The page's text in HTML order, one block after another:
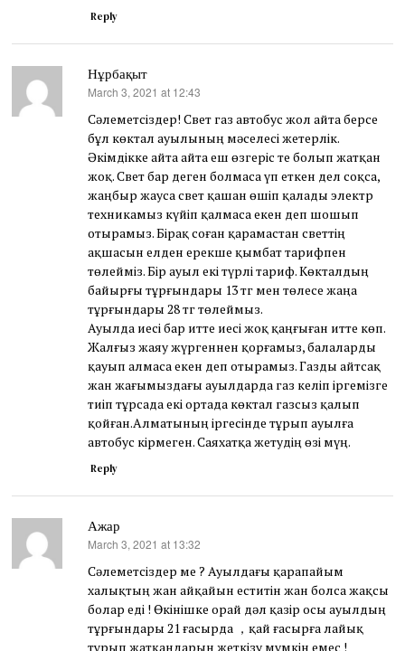
Reply
Нұрбақыт
says:
March 3, 2021 at 12:43
Сәлеметсіздер! Свет газ автобус жол айта берсе
бұл көктал ауылының мәселесі жетерлік.
Әкімдікке айта айта еш өзгеріс те болып жатқан
жоқ. Свет бар деген болмаса үп еткен дел соқса,
жаңбыр жауса свет қашан өшіп қалады электр
техникамыз күйіп қалмаса екен деп шошып
отырамыз. Бірақ соған қарамастан светтің
ақшасын елден ерекше қымбат тарифпен
төлейміз. Бір ауыл екі түрлі тариф. Көкталдың
байырғы тұрғындары 13 тг мен төлесе жаңа
тұрғындары 28 тг төлеймыз.
Ауылда иесі бар итте иесі жоқ қаңғыған итте көп.
Жалғыз жаяу жүргеннен қорғамыз, балаларды
қауып алмаса екен деп отырамыз. Газды айтсақ
жан жағымыздағы ауылдарда газ келіп іргемізге
тиіп тұрсада екі ортада көктал газсыз қалып
қойған.Алматының іргесінде тұрып ауылға
автобус кірмеген. Саяхатқа жетудің өзі мүң.
Reply
Ажар
says:
March 3, 2021 at 13:32
Сәлеметсіздер ме ? Ауылдағы қарапайым
халықтың жан айқайын еститін жан болса жақсы
болар еді ! Өкінішке орай дәл қазір осы ауылдың
тұрғындары 21 ғасырда ，қай ғасырға лайық
тұрып жатқандарын жеткізу мүмкін емес !